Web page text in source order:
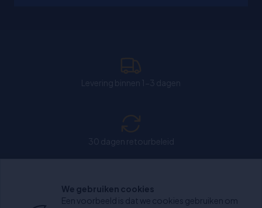
Chat: Open op weekdagen van 11:00-15:30 uur.
We gebruiken cookies
Een voorbeeld is dat we cookies gebruiken om